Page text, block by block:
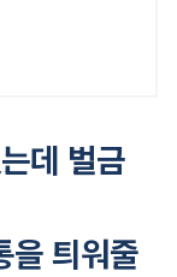
데 벌금
을 틔워줄